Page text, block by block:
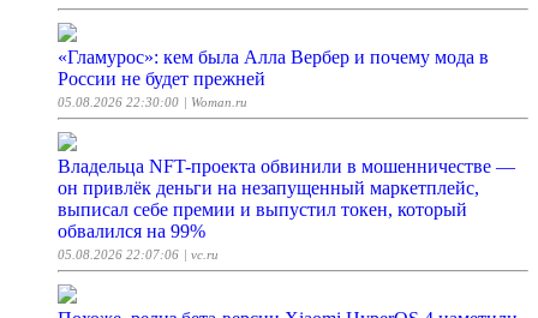
«Гламурос»: кем была Алла Вербер и почему мода в
России не будет прежней
05.08.2026 22:30:00 | Woman.ru
Владельца NFT-проекта обвинили в мошенничестве —
он привлёк деньги на незапущенный маркетплейс,
выписал себе премии и выпустил токен, который
обвалился на 99%
05.08.2026 22:07:06 | vc.ru